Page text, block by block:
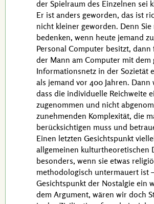
der Spielraum des Einzelnen sei
Er ist anders geworden, das ist
nicht kleiner geworden. Denn Sie
bedenken, wenn heute jemand
Personal Computer besitzt, dann
der Mann am Computer mit dem
Informationsnetz in der Sozietät
als jemand vor 400 Jahren. Dann
dass die individuelle Reichweite
zugenommen und nicht
zunehmenden Komplexität, die
berücksichtigen muss und
Einen letzten Gesichtspunkt
allgemeinen kulturtheoretischen
besonders, wenn sie etwas
methodologisch untermauert ist
Gesichtspunkt der Nostalgie ein
dem Argument, wären wir doch